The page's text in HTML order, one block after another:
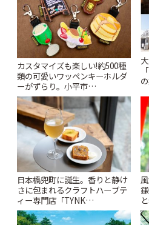
カスタマイズも楽しい!約500種
類の可愛いワッペンキーホルダ
ーがずらり。小平市
「Kimamaya T&K」 | ことりっ
ぷ
日本橋兜町に誕生。香りと静け
さに包まれるクラフトハーブテ
ィー専門店「TYNK
Kabutocho」 | ことりっぷ